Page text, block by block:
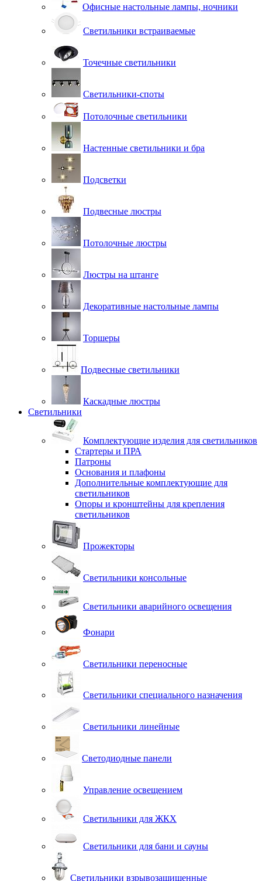
Офисные настольные лампы, ночники
Светильники встраиваемые
Точечные светильники
Светильники-споты
Потолочные светильники
Настенные светильники и бра
Подсветки
Подвесные люстры
Потолочные люстры
Люстры на штанге
Декоративные настольные лампы
Торшеры
Подвесные светильники
Каскадные люстры
Светильники
Комплектующие изделия для светильников
Стартеры и ПРА
Патроны
Основания и плафоны
Дополнительные комплектующие для
светильников
Опоры и кронштейны для крепления
светильников
Прожекторы
Светильники консольные
Светильники аварийного освещения
Фонари
Светильники переносные
Светильники специального назначения
Светильники линейные
Светодиодные панели
Управление освещением
Светильники для ЖКХ
Светильники для бани и сауны
Светильники взрывозащищенные